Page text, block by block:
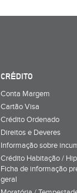
CRÉDITO
Conta Margem
Cartão Visa
Crédito Ordenado
Direitos e Deveres
Informação sobre
Crédito Habitação /
Ficha de informação
geral